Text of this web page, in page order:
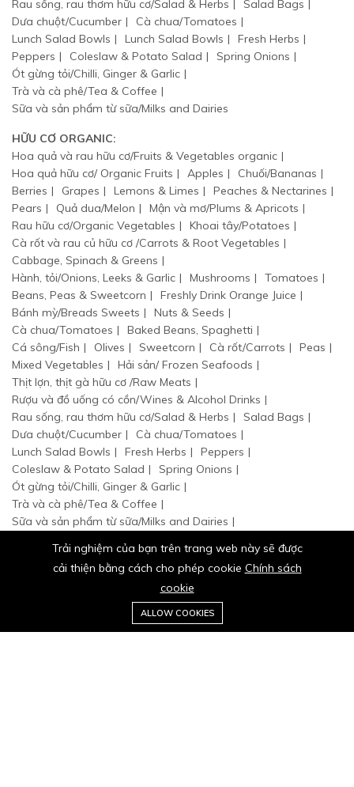
Rau sống, rau thơm hữu cơ/Salad & Herbs
Salad Bags
Dưa chuột/Cucumber
Cà chua/Tomatoes
Lunch Salad Bowls
Lunch Salad Bowls
Fresh Herbs
Peppers
Coleslaw & Potato Salad
Spring Onions
Ót gừng tỏi/Chilli, Ginger & Garlic
Trà và cà phê/Tea & Coffee
Sữa và sản phẩm từ sữa/Milks and Dairies
HỮU CƠ ORGANIC:
Hoa quả và rau hữu cơ/Fruits & Vegetables organic
Hoa quả hữu cơ/ Organic Fruits
Apples
Chuối/Bananas
Berries
Grapes Lemons & Limes
Peaches & Nectarines
Pears
Quả dua/Melon
Mận và mơ/Plums & Apricots
Rau hữu cơ/Organic Vegetables
Khoai tây/Potatoes
Cà rốt và rau củ hữu cơ /Carrots & Root Vegetables
Cabbage, Spinach & Greens
Hành, tỏi/Onions, Leeks & Garlic
Mushrooms
Tomatoes
Beans, Peas & Sweetcorn
Freshly Drink Orange Juice
Bánh mỳ/Breads Sweets
Nuts & Seeds
Cà chua/Tomatoes
Baked Beans, Spaghetti
Cá sông/Fish
Olives Sweetcorn Cà rốt/Carrots
Peas
Mixed Vegetables
Hải sản/ Frozen Seafoods
Thịt lợn, thịt gà hữu cơ /Raw Meats
Rượu và đồ uống có cồn/Wines & Alcohol Drinks
Rau sống, rau thơm hữu cơ/Salad & Herbs
Salad Bags
Dưa chuột/Cucumber
Cà chua/Tomatoes
Lunch Salad Bowls
Fresh Herbs
Peppers
Coleslaw & Potato Salad
Spring Onions
Ót gừng tỏi/Chilli, Ginger & Garlic
Trà và cà phê/Tea & Coffee
Sữa và sản phẩm từ sữa/Milks and Dairies
© 2024 BA TỐT hữu cơ organic. Tất cả quyền đã được bảo hộ.
0
Giỏ
hàng
Trải nghiệm của bạn trên trang web này sẽ được
cải thiện bằng cách cho phép cookie Chính sách
cookie
ALLOW COOKIES